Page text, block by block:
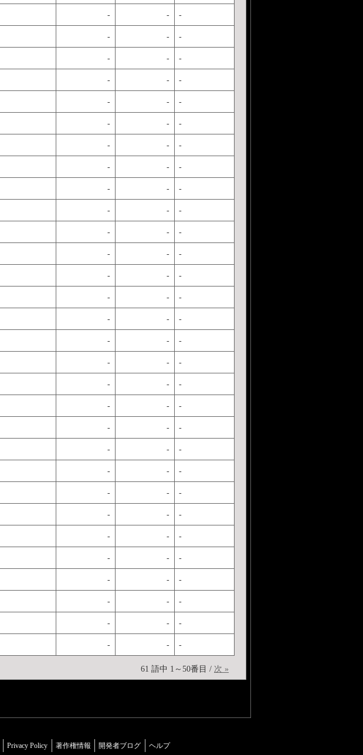
- - -
- - -
- - -
- - -
- - -
- - -
- - -
- - -
- - -
- - -
- - -
- - -
- - -
- - -
- - -
- - -
- - -
- - -
- - -
- - -
- - -
- - -
- - -
- - -
- - -
- - -
- - -
- - -
- - -
- - -
61 語中 1～50番目 / 次 »
Privacy Policy 著作権情報 開発者ブログ ヘルプ